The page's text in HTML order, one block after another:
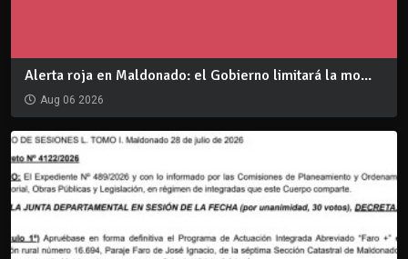
Alerta roja en Maldonado: el Gobierno limitará la mo...
Aug 06 2026